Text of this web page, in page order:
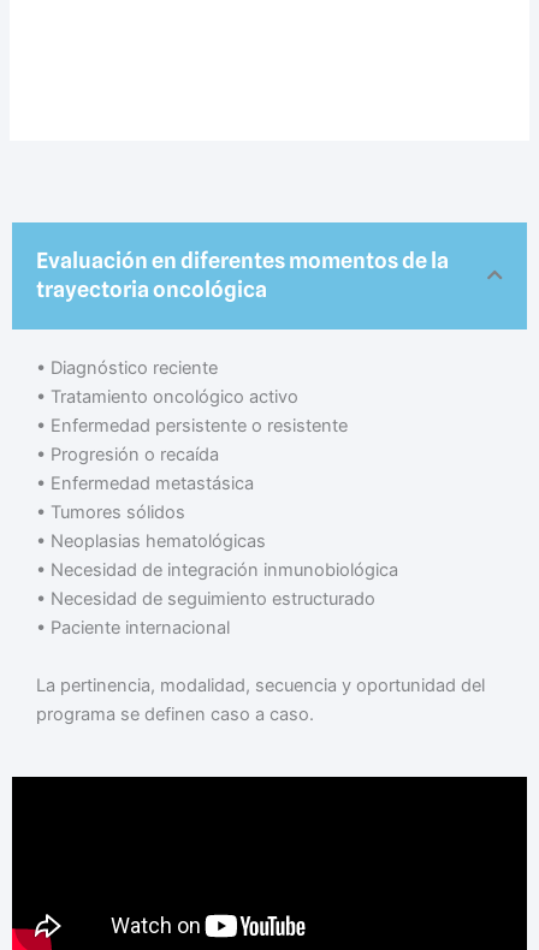
Evaluación en diferentes momentos de la
trayectoria oncológica
•⁠ ⁠Diagnóstico reciente
•⁠ ⁠Tratamiento oncológico activo
•⁠ ⁠Enfermedad persistente o resistente
•⁠ ⁠Progresión o recaída
•⁠ ⁠Enfermedad metastásica
•⁠ ⁠Tumores sólidos
•⁠ ⁠Neoplasias hematológicas
•⁠ ⁠Necesidad de integración inmunobiológica
•⁠ ⁠Necesidad de seguimiento estructurado
•⁠ ⁠Paciente internacional
La pertinencia, modalidad, secuencia y oportunidad del
programa se definen caso a caso.